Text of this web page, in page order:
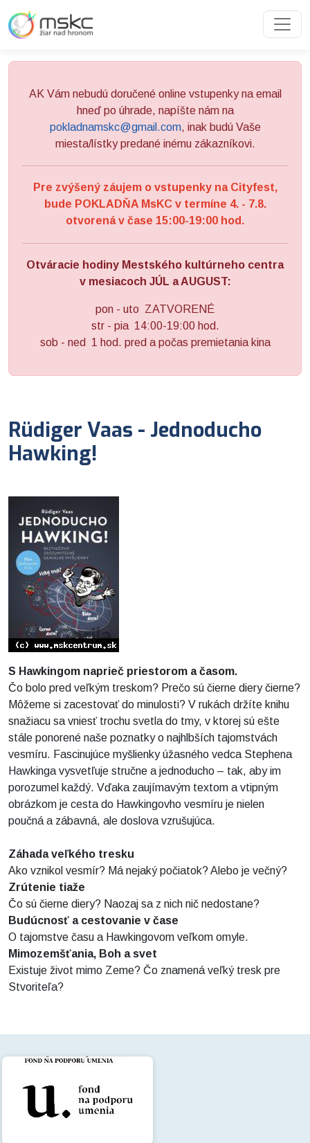
AK Vám nebudú doručené online vstupenky na email
hneď po úhrade, napíšte nám na
pokladnamskc@gmail.com, inak budú Vaše
miesta/lístky predané inému zákazníkovi.
Pre zvýšený záujem o vstupenky na Cityfest,
bude POKLADŇA MsKC v termíne 4. - 7.8.
otvorená v čase 15:00-19:00 hod.
Otváracie hodiny Mestského kultúrneho centra
v mesiacoch JÚL a AUGUST:
pon - uto ZATVORENÉ
str - pia 14:00-19:00 hod.
sob - ned 1 hod. pred a počas premietania kina
Rüdiger Vaas - Jednoducho
Hawking!
S Hawkingom naprieč priestorom a časom.
Čo bolo pred veľkým treskom? Prečo sú čierne diery čierne?
Môžeme si zacestovať do minulosti? V rukách držíte knihu
snažiacu sa vniesť trochu svetla do tmy, v ktorej sú ešte
stále ponorené naše poznatky o najhlbších tajomstvách
vesmíru. Fascinujúce myšlienky úžasného vedca Stephena
Hawkinga vysvetľuje stručne a jednoducho – tak, aby im
porozumel každý. Vďaka zaujímavým textom a vtipným
obrázkom je cesta do Hawkingovho vesmíru je nielen
poučná a zábavná, ale doslova vzrušujúca.
Záhada veľkého tresku
Ako vznikol vesmír? Má nejaký počiatok? Alebo je večný?
Zrútenie tiaže
Čo sú čierne diery? Naozaj sa z nich nič nedostane?
Budúcnosť a cestovanie v čase
O tajomstve času a Hawkingovom veľkom omyle.
Mimozemšťania, Boh a svet
Existuje život mimo Zeme? Čo znamená veľký tresk pre
Stvoriteľa?